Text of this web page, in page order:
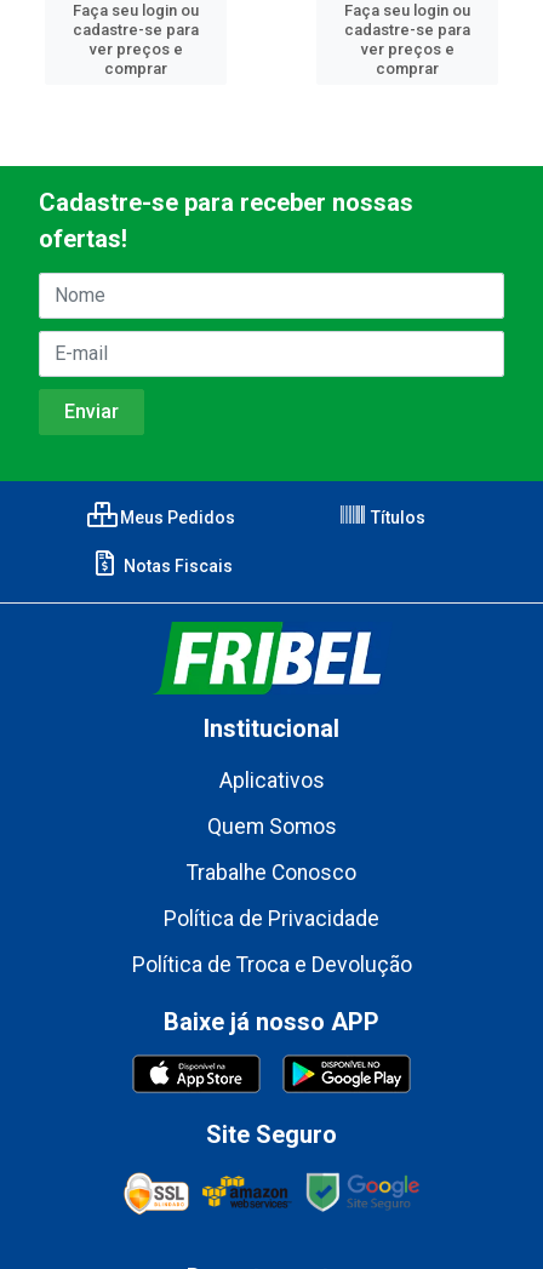
Faça seu login ou
cadastre-se para
ver preços e
comprar
Faça seu login ou
cadastre-se para
ver preços e
comprar
Cadastre-se para receber nossas
ofertas!
Meus Pedidos Títulos
Notas Fiscais
Institucional
Aplicativos
Quem Somos
Trabalhe Conosco
Política de Privacidade
Política de Troca e Devolução
Baixe já nosso APP
Site Seguro